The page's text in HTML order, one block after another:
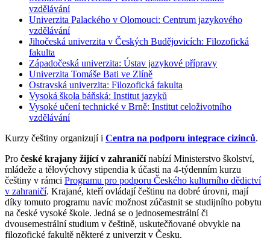
vzdělávání
Univerzita Palackého v Olomouci: Centrum jazykového
vzdělávání
Jihočeská univerzita v Českých Budějovicích: Filozofická
fakulta
Západočeská univerzita: Ústav jazykové přípravy
Univerzita Tomáše Bati ve Zlíně
Ostravská univerzita: Filozofická fakulta
Vysoká škola báňská: Institut jazyků
Vysoké učení technické v Brně: Institut celoživotního
vzdělávání
Kurzy češtiny organizují i Centra na podporu integrace cizinců.
Pro české krajany žijící v zahraničínabízí Ministerstvo školství,
mládeže a tělovýchovy stipendia k účasti na 4-týdenním kurzu
češtiny v rámci Programu pro podporu Českého kulturního dědictví
v zahraničí. Krajané, kteří ovládají češtinu na dobré úrovni, mají
díky tomuto programu navíc možnost zúčastnit se studijního pobytu
na české vysoké škole. Jedná se o jednosemestrální či
dvousemestrální studium v češtině, uskutečňované obvykle na
filozofické fakultě některé z univerzit v Česku.